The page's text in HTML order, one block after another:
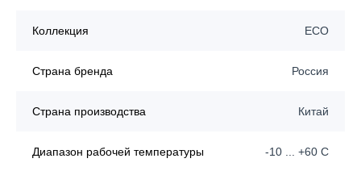
Коллекция ECO
Страна бренда Россия
Страна производства Китай
Диапазон рабочей температуры -10 ... +60 C